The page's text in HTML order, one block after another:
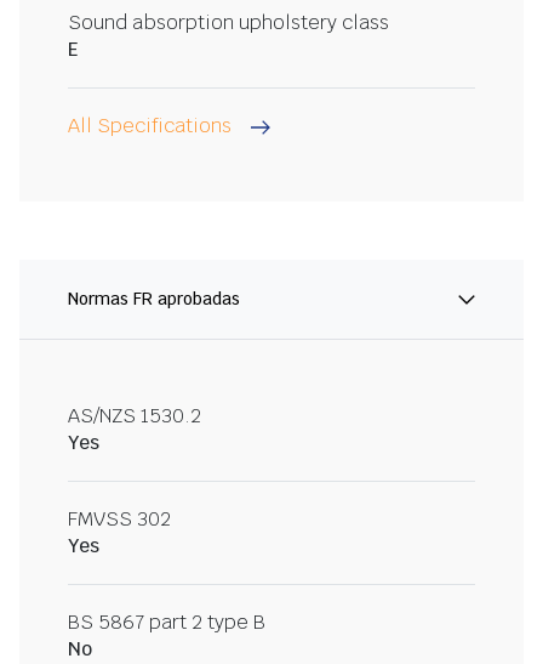
Sound absorption upholstery class
E
All Specifications
Normas FR aprobadas
AS/NZS 1530.2
Yes
FMVSS 302
Yes
BS 5867 part 2 type B
No